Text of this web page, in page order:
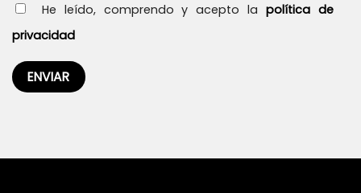
He leído, comprendo y acepto lapolítica de
privacidad